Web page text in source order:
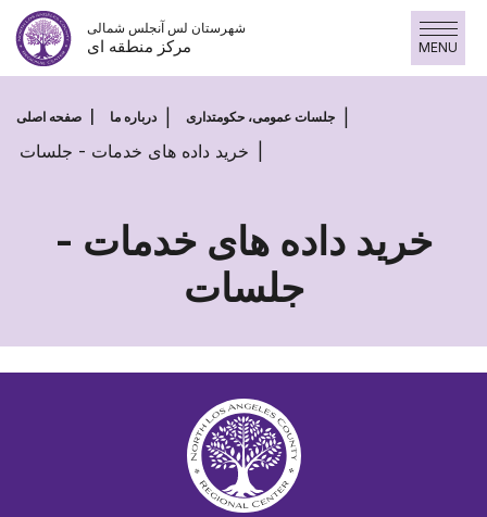
پرش
محتوا
شهرستان لس آنجلس شمالی
مرکز منطقه ای MENU
صفحه اصلی درباره ما جلسات عمومی، حکومتداری
خرید داده های خدمات - جلسات
خرید داده های خدمات -
جلسات
خرید
های
خدمات
-
جلسات